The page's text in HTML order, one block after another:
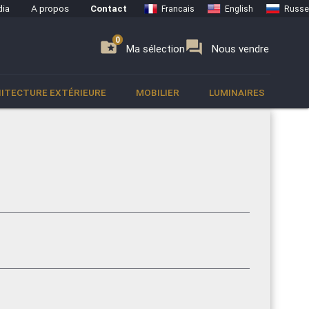
A propos Contact Francais English Russe
folder_special Ma sélection
0 forum Nous vendre
0
EXTÉRIEURE MOBILIER LUMINAIRES